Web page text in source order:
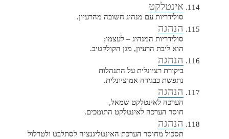
אינטלקט
סולידריות עם מנהיג חשובה מהרעיון.
הנהגה
סולידריות המנהיג – לעצמו;
הוא ליבת הרעיון, מגן הקולקטיב.
הנהגה
ביקורת רציונלית על התנהלות
נתפשת כבגידה אמוציונלית.
הנהגה
הערכה לאינטלקט שמאל,
חוסר הערכה לאינטלקט התומכים.
הנהגה
תסכול מחוסר הערכת האינטליגנציה לסתלבט ולטרלול